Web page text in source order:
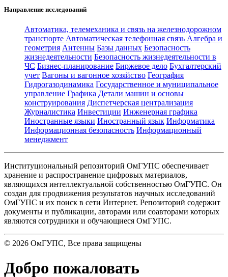
Направление исследований
Автоматика, телемеханика и связь на железнодорожном
транспорте Автоматическая телефонная связь Алгебра и
геометрия Антенны Базы данных Безопасность
жизнедеятельности Безопасность жизнедеятельности в
ЧС Бизнес-планирование Биржевое дело Бухгалтерский
учет Вагоны и вагонное хозяйство География
Гидрогазодинамика Государственное и муниципальное
управление Графика Детали машин и основы
конструирования Диспетчерская централизация
Журналистика Инвестиции Инженерная графика
Иностранные языки Иностранный язык Информатика
Информационная безопасность Информационный
менеджмент
Институциональный репозиторий ОмГУПС обеспечивает
хранение и распространение цифровых материалов,
являющихся интеллектуальной собственностью ОмГУПС. Он
создан для продвижения результатов научных исследований
ОмГУПС и их поиск в сети Интернет. Репозиторий содержит
документы и публикации, авторами или соавторами которых
являются сотрудники и обучающиеся ОмГУПС.
© 2026 ОмГУПС, Все права защищены
Добро пожаловать